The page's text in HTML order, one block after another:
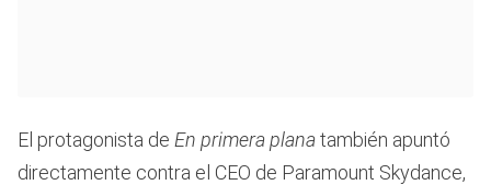
El protagonista de En primera planatambién apuntó
directamente contra el CEO de Paramount Skydance,